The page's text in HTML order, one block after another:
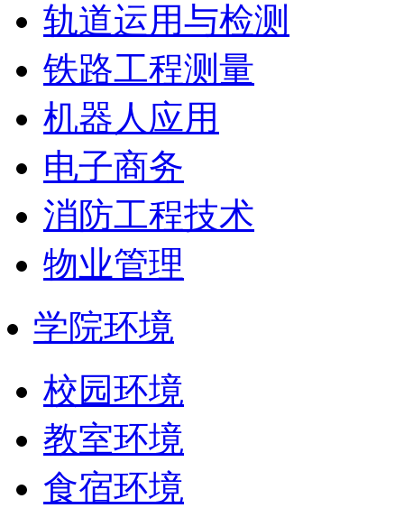
轨道运用与检测
铁路工程测量
机器人应用
电子商务
消防工程技术
物业管理
学院环境
校园环境
教室环境
食宿环境